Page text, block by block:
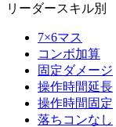
リーダースキル別
7×6マス
コンボ加算
固定ダメージ
操作時間延長
操作時間固定
落ちコンなし